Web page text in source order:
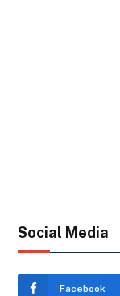
Social Media
Facebook